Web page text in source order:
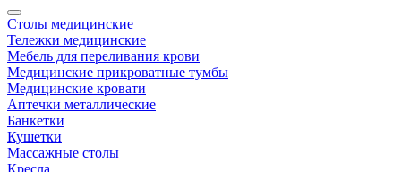
Столы медицинские
Тележки медицинские
Мебель для переливания крови
Медицинские прикроватные тумбы
Медицинские кровати
Аптечки металлические
Банкетки
Кушетки
Массажные столы
Кресла